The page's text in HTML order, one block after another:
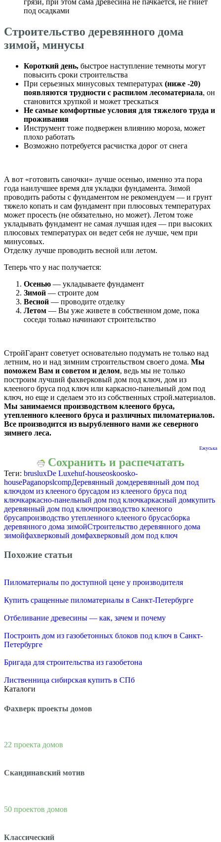
грязи, при этом сама древесина не пачкается, не гниет
под осадками
Строительство деревянного дома
зимой, минусы
Короткий день, быстрое наступление темноты могут
повысить сроки строительства
При серьезных минусовых температурах (ниже -20)
появляются трудности с распилом лесоматериала, он
становится хрупкой и может трескаться
Не самые комфортные условия для тяжелого труда и
проживания
Инструмент тоже подвержен влиянию мороза, может
плохо работать
Возможно потребуется расчистка дорог от снега
А вот «готовить саночки» лучше осенью, именно эта пора
года наилучшее время для укладки фундамента. Зимой
проводить работы с фундаментом не рекомендуем — и грунт
тяжело копать и сам фундамент при плюсовых температурах
может просесть (не обязательно, но может). Летом тоже
укладывать фундамент не самая лучшая идея — при высоких
плюсовых температурах он ведет себя не лучше, чем при
минусовых.
Отделку лучше проводить весной или летом.
Теперь что у нас получается:
Осенью — укладываете фундамент
Зимой — строите дом
Весной — проводите отделку
Летом — Вы уже живете в собственном доме, пока
соседи только начинают строительство
СтройГарант советует основательно подумать не только над
летним, но и над зимним строительством своего дома. Мы
поможем Вам и советом и делом, ведь мы не только
построим лучший фахверковый дом под ключ, дом из
клееного бруса под ключ или каркасно-панельный дом под
ключ, но еще и сделаем это из собственных строй.материалов.
Мы занимаемся производством клееного бруса,
утепленного клееного бруса и различных пиломатериалов.
Все производится из вырубленного нами же северного
зимнего леса.
Ежуська
Сохранить и распечатать
Теги: brusluxDe Luxehuf-houseoskoosko-
housePaganopslcompДеревянный домдеревянный дом под
ключдом из клееного брусадом из клееного бруса под
ключкаркасно-панельный дом под ключкаркасный домкупить
деревянный дом под ключпроизводство клееного
брусапроизводство утепленного клееного брусасборка
деревянного дома зимойСтроительство деревянного дома
зимойфахверковый домфахверковый дом под ключ
Похожие статьи
Пиломатериалы по доступной цене у производителя
Купить сращенные пиломатериалы в Санкт-Петербурге
Отбеливание древесины — как, зачем и почему
Построить дом из газобетонных блоков под ключ в Санкт-
Петербурге
Бригада для строительства из газобетона
Лиственница сибирская купить в СПб
Каталоги
Фахверк проекты домов
22 проекта домов
Скандинавский мотив
50 проектов домов
Классический